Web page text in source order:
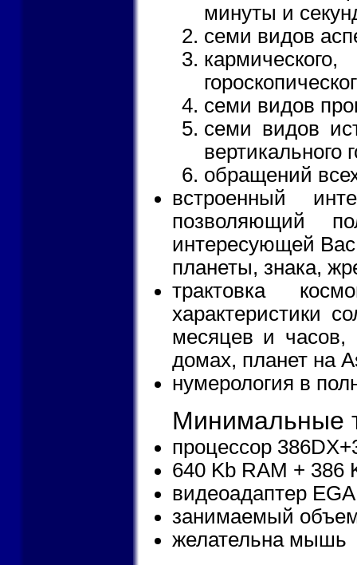
минуты и
семи видов
семи видов
семи видов
вертикального
обращений
встроенный
позволяющий
интересующей Вас
планеты, знака,
трактовка
характеристики
месяцев и часов,
домах, планет на
нумерология в
Минимальные
процессор
640 Kb RAM + 386
видеоадаптер
занимаемый
желательна мышь